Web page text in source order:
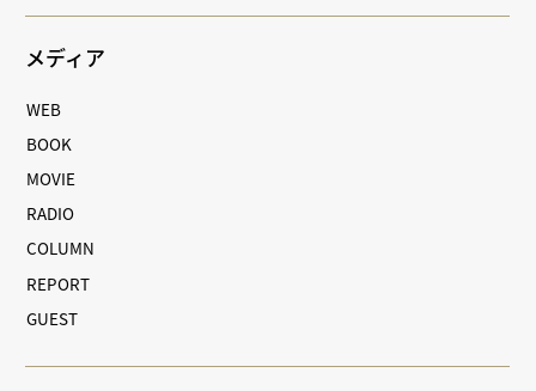
メディア
WEB
BOOK
MOVIE
RADIO
COLUMN
REPORT
GUEST